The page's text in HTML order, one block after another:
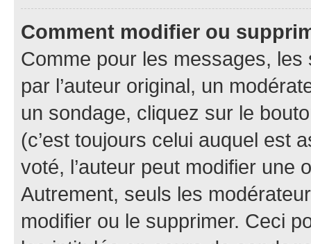
Comment modifier ou
Comme pour les messages,
par l’auteur original, un
un sondage, cliquez sur le
(c’est toujours celui auquel est
voté, l’auteur peut modifier une
Autrement, seuls les
modifier ou le supprimer. Ceci